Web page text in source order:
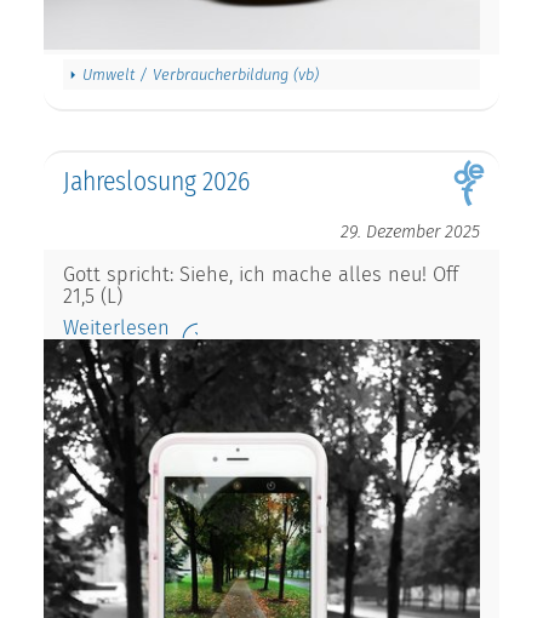
Umwelt / Verbraucherbildung (vb)
Jahreslosung 2026
29. Dezember 2025
Gott spricht: Siehe, ich mache alles neu! Off
21,5 (L)
Weiterlesen